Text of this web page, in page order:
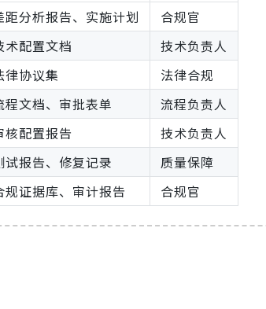
距分析报告、实施计划
合规官
术配置文档
技术负责人
律协议集
法律合规
程文档、审批表单
流程负责人
核配置报告
技术负责人
试报告、修复记录
质量保障
规证据库、审计报告 合规官